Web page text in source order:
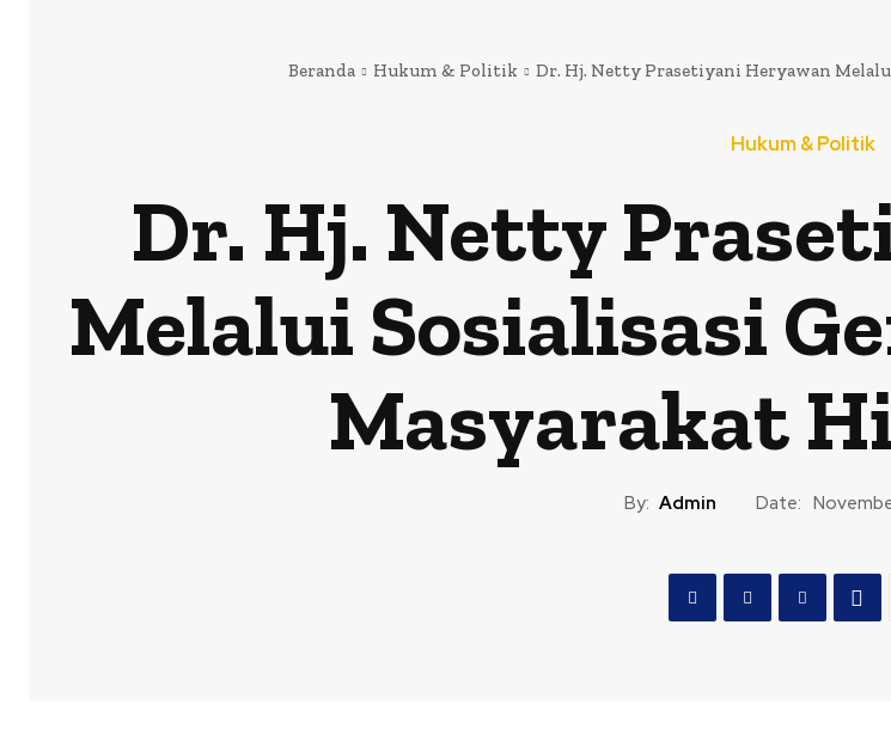
Beranda Hukum & Politik Dr. Hj. Netty Prasetiyani Heryawan
Hukum & Politik
Dr. Hj. Netty
Melalui Sosialisasi
Masyarakat
By: Admin Date: